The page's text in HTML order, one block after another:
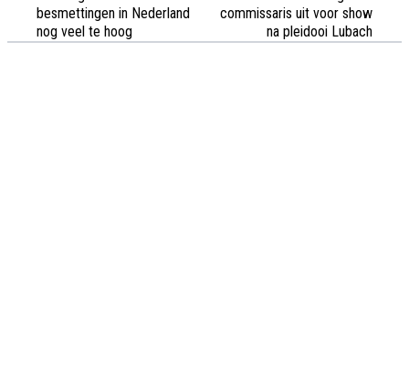
besmettingen in Nederland
nog veel te hoog
commissaris uit voor show
na pleidooi Lubach